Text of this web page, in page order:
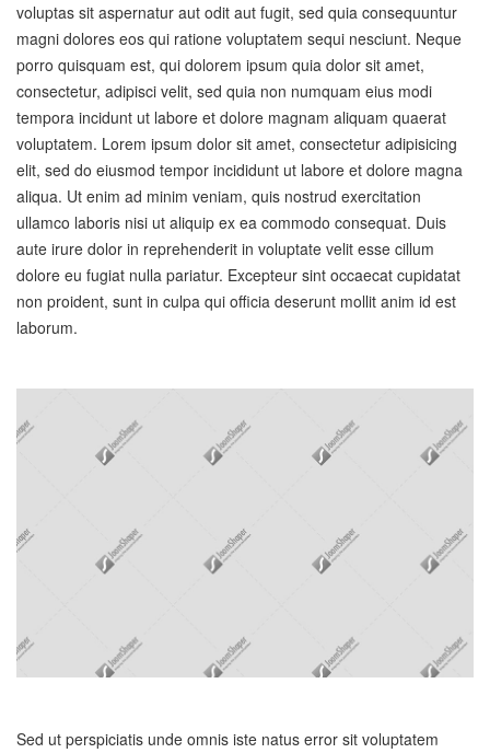
voluptas sit aspernatur aut odit aut fugit, sed quia consequuntur
magni dolores eos qui ratione voluptatem sequi nesciunt. Neque
porro quisquam est, qui dolorem ipsum quia dolor sit amet,
consectetur, adipisci velit, sed quia non numquam eius modi
tempora incidunt ut labore et dolore magnam aliquam quaerat
voluptatem. Lorem ipsum dolor sit amet, consectetur adipisicing
elit, sed do eiusmod tempor incididunt ut labore et dolore magna
aliqua. Ut enim ad minim veniam, quis nostrud exercitation
ullamco laboris nisi ut aliquip ex ea commodo consequat. Duis
aute irure dolor in reprehenderit in voluptate velit esse cillum
dolore eu fugiat nulla pariatur. Excepteur sint occaecat cupidatat
non proident, sunt in culpa qui officia deserunt mollit anim id est
laborum.
Sed ut perspiciatis unde omnis iste natus error sit voluptatem